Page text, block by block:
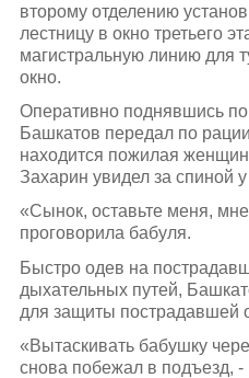
второму отделению
лестницу в окно третьего
магистральную линию для
окно.
Оперативно поднявшись
Башкатов передал по
находится пожилая
Захарин увидел за спиной
«Сынок, оставьте меня,
проговорила бабуля.
Быстро одев на
дыхательных путей,
для защиты пострадавшей
«Вытаскивать бабушку
снова побежал в подъезд, -